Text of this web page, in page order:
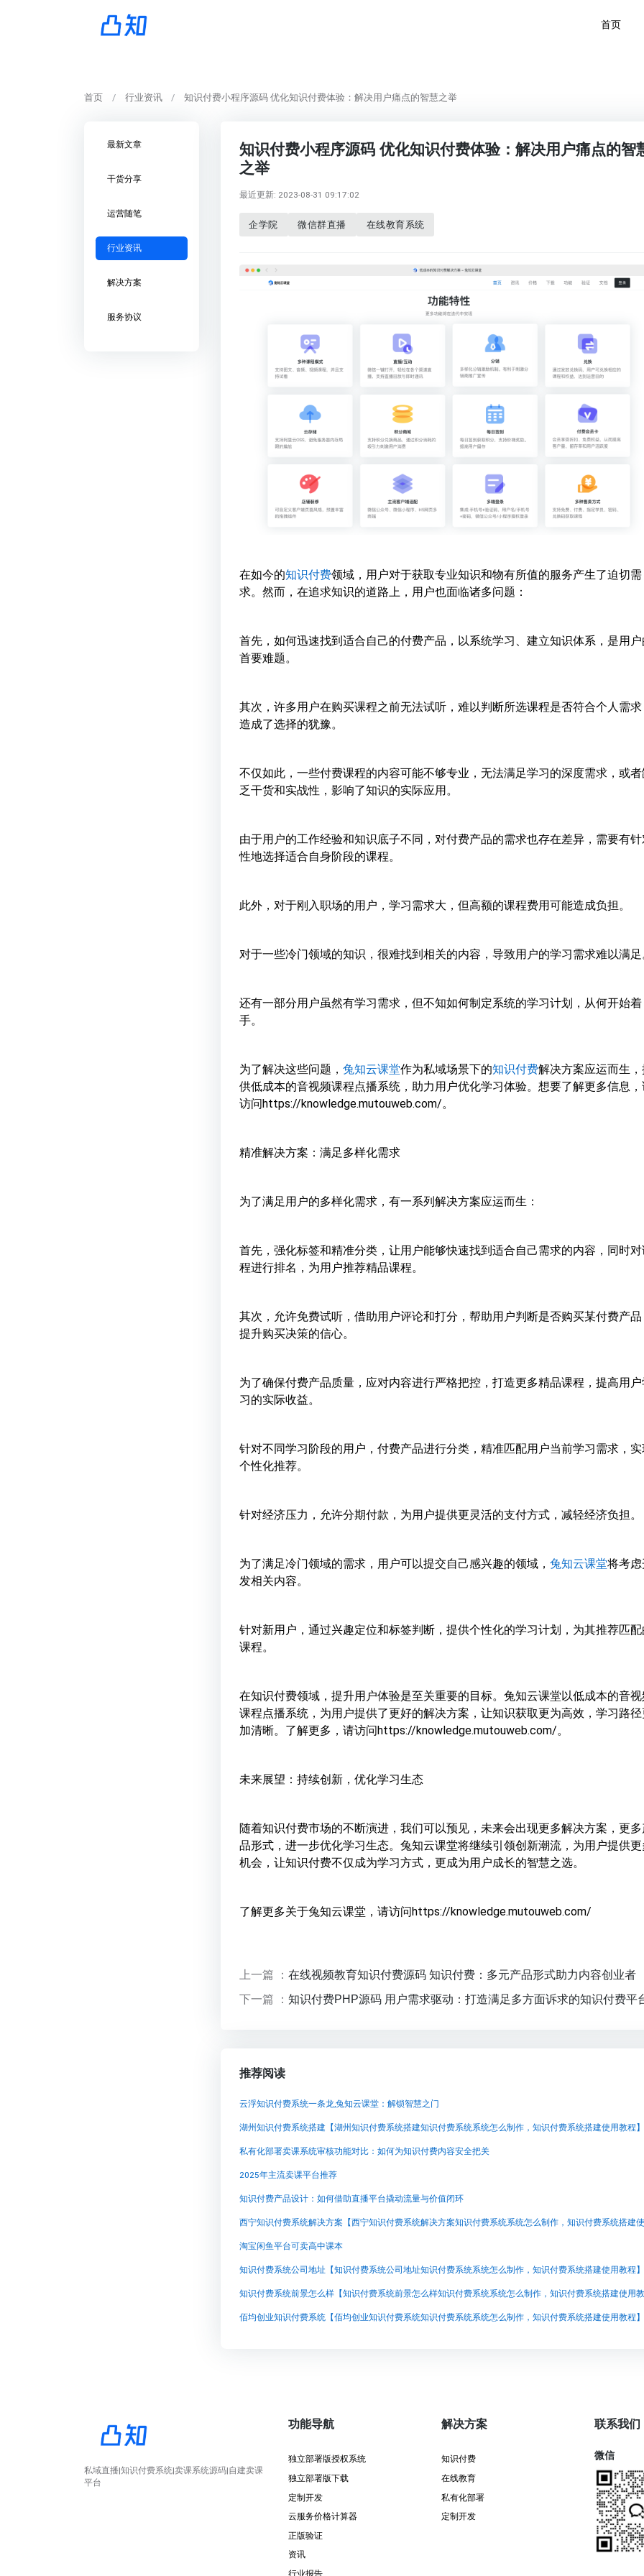
首页
首页 行业资讯 知识付费小程序源码 优化知识付费体验：解决用户痛点的智慧之举
最新文章
干货分享
运营随笔
行业资讯
解决方案
服务协议
知识付费小程序源码 优化知识付费体验：解决用户痛点的智
之举
最近更新: 2023-08-31 09:17:02
企学院 微信群直播 在线教育系统
在如今的知识付费领域，用户对于获取专业知识和物有所值的服务产生了迫切需
求。然而，在追求知识的道路上，用户也面临诸多问题：
首先，如何迅速找到适合自己的付费产品，以系统学习、建立知识体系，是用户
首要难题。
其次，许多用户在购买课程之前无法试听，难以判断所选课程是否符合个人需求
造成了选择的犹豫。
不仅如此，一些付费课程的内容可能不够专业，无法满足学习的深度需求，或者
乏干货和实战性，影响了知识的实际应用。
由于用户的工作经验和知识底子不同，对付费产品的需求也存在差异，需要有针
性地选择适合自身阶段的课程。
此外，对于刚入职场的用户，学习需求大，但高额的课程费用可能造成负担。
对于一些冷门领域的知识，很难找到相关的内容，导致用户的学习需求难以满足
还有一部分用户虽然有学习需求，但不知如何制定系统的学习计划，从何开始着
手。
为了解决这些问题， 兔知云课堂作为私域场景下的知识付费解决方案应运而生，
供低成本的音视频课程点播系统，助力用户优化学习体验。想要了解更多信息，
访问https://knowledge.mutouweb.com/。
精准解决方案：满足多样化需求
为了满足用户的多样化需求，有一系列解决方案应运而生：
首先，强化标签和精准分类，让用户能够快速找到适合自己需求的内容，同时对
程进行排名，为用户推荐精品课程。
其次，允许免费试听，借助用户评论和打分，帮助用户判断是否购买某付费产品
提升购买决策的信心。
为了确保付费产品质量，应对内容进行严格把控，打造更多精品课程，提高用户
习的实际收益。
针对不同学习阶段的用户，付费产品进行分类，精准匹配用户当前学习需求，实
个性化推荐。
针对经济压力，允许分期付款，为用户提供更灵活的支付方式，减轻经济负担。
为了满足冷门领域的需求，用户可以提交自己感兴趣的领域， 兔知云课堂将考虑
发相关内容。
针对新用户，通过兴趣定位和标签判断，提供个性化的学习计划，为其推荐匹配
课程。
在知识付费领域，提升用户体验是至关重要的目标。兔知云课堂以低成本的音视
课程点播系统，为用户提供了更好的解决方案，让知识获取更为高效，学习路径
加清晰。了解更多，请访问https://knowledge.mutouweb.com/。
未来展望：持续创新，优化学习生态
随着知识付费市场的不断演进，我们可以预见，未来会出现更多解决方案，更多
品形式，进一步优化学习生态。兔知云课堂将继续引领创新潮流，为用户提供更
机会，让知识付费不仅成为学习方式，更成为用户成长的智慧之选。
了解更多关于兔知云课堂，请访问https://knowledge.mutouweb.com/
上一篇 ： 在线视频教育知识付费源码 知识付费：多元产品形式助力内容创业者
下一篇 ： 知识付费PHP源码 用户需求驱动：打造满足多方面诉求的知识付费平
推荐阅读
云浮知识付费系统一条龙,兔知云课堂：解锁智慧之门
湖州知识付费系统搭建【湖州知识付费系统搭建知识付费系统系统怎么制作，知识付费系统搭建使用教程】
私有化部署卖课系统审核功能对比：如何为知识付费内容安全把关
2025年主流卖课平台推荐
知识付费产品设计：如何借助直播平台撬动流量与价值闭环
淘宝闲鱼平台可卖高中课本
知识付费系统公司地址【知识付费系统公司地址知识付费系统系统怎么制作，知识付费系统搭建使用教程】
佰均创业知识付费系统【佰均创业知识付费系统知识付费系统系统怎么制作，知识付费系统搭建使用教程】
私域直播|知识付费系统|卖课系统源码|自建卖课
平台
功能导航
独立部署版授权系统
独立部署版下载
定制开发
云服务价格计算器
正版验证
资讯
行业报告
解决方案
知识付费
在线教育
私有化部署
定制开发
联系我们
微信